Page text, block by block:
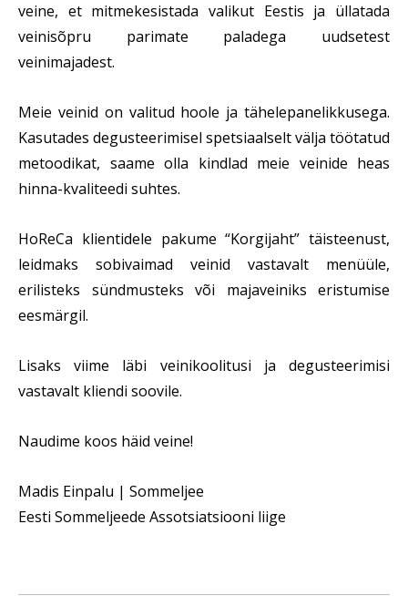
veine, et mitmekesistada valikut Eestis ja üllatada
veinisõpru parimate paladega uudsetest
veinimajadest.
Meie veinid on valitud hoole ja tähelepanelikkusega.
Kasutades degusteerimisel spetsiaalselt välja töötatud
metoodikat, saame olla kindlad meie veinide heas
hinna-kvaliteedi suhtes.
HoReCa klientidele pakume “Korgijaht” täisteenust,
leidmaks sobivaimad veinid vastavalt menüüle,
erilisteks sündmusteks või majaveiniks eristumise
eesmärgil.
Lisaks viime läbi veinikoolitusi ja degusteerimisi
vastavalt kliendi soovile.
Naudime koos häid veine!
Madis Einpalu | Sommeljee
Eesti Sommeljeede Assotsiatsiooni liige